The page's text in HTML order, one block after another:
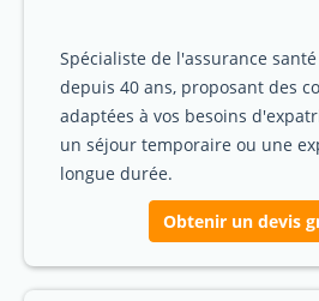
Spécialiste de l'assurance
depuis 40 ans, proposant des
adaptées à vos besoins
un séjour temporaire ou une
longue durée.
Obtenir un devis